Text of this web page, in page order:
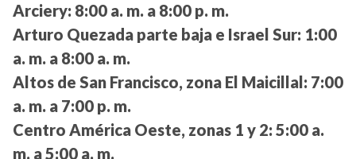
Arciery: 8:00 a. m. a 8:00 p. m.
Arturo Quezada parte baja e Israel Sur: 1:00
a. m. a 8:00 a. m.
Altos de San Francisco, zona El Maicillal: 7:00
a. m. a 7:00 p. m.
Centro América Oeste, zonas 1 y 2: 5:00 a.
m. a 5:00 a. m.